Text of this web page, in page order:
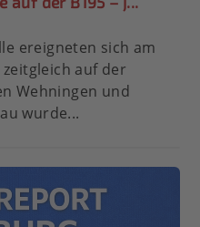
ereigneten sich am
auf der
Wehningen und
wurde...